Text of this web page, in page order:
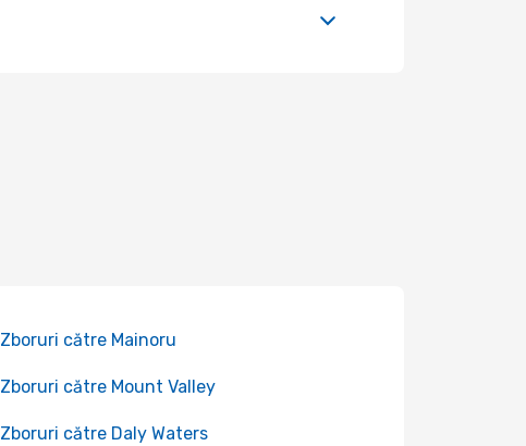
Zboruri către Mainoru
Zboruri către Mount Valley
Zboruri către Daly Waters